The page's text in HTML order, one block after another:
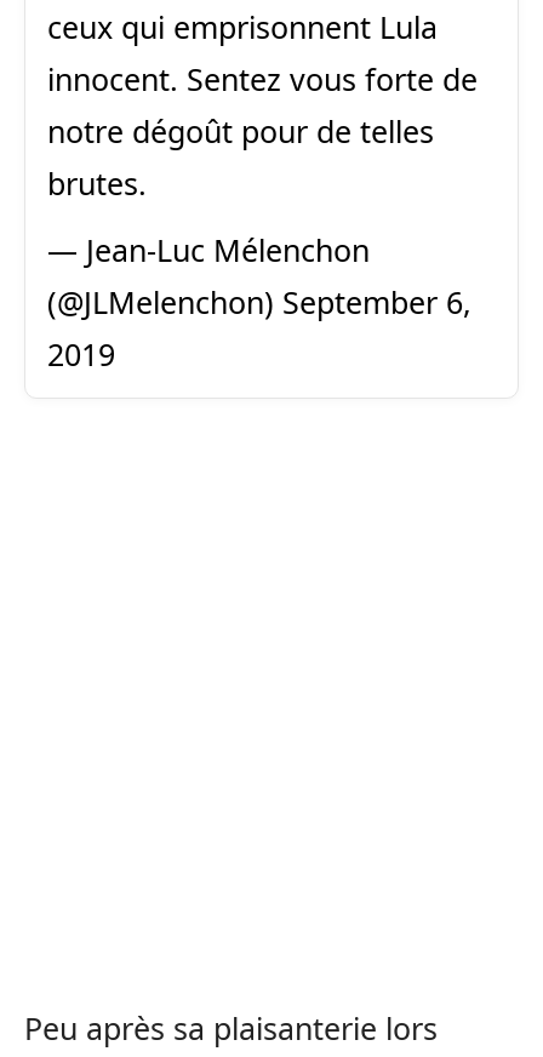
ceux qui emprisonnent Lula
innocent. Sentez vous forte de
notre dégoût pour de telles
brutes.
— Jean-Luc Mélenchon
(@JLMelenchon) September 6,
2019
Peu après sa plaisanterie lors